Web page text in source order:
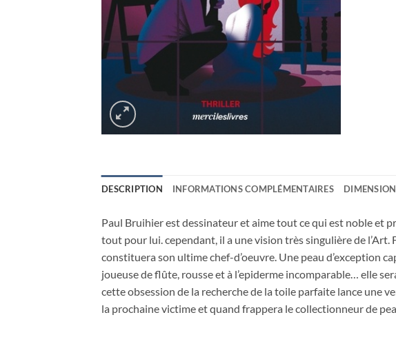
DESCRIPTION INFORMATIONS COMPLÉMENTAIRES
Paul Bruihier est dessinateur et aime tout ce qui est noble et
tout pour lui. cependant, il a une vision très singulière de l’Art.
constituera son ultime chef-d’oeuvre. Une peau d’exception
joueuse de flûte, rousse et à l’epiderme incomparable… elle
cette obsession de la recherche de la toile parfaite lance une
la prochaine victime et quand frappera le collectionneur de